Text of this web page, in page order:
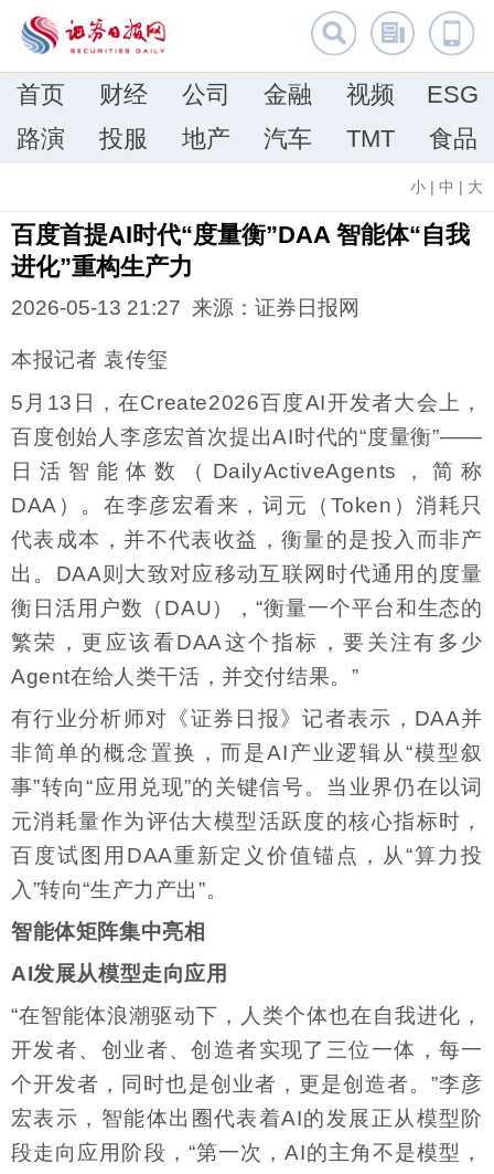
首页 财经 公司 金融 视频
ESG
路演
投服 地产 汽车 TMT 食品
小 | 中 | 大
百度首提AI时代“度量衡”DAA 智能体“自我
进化”重构生产力
2026-05-13 21:27 来源：证券日报网
本报记者 袁传玺
5月13日，在Create2026百度AI开发者大会上，
百度创始人李彦宏首次提出AI时代的“度量衡”——
日活智能体数（DailyActiveAgents，简称
DAA）。在李彦宏看来，词元（Token）消耗只
代表成本，并不代表收益，衡量的是投入而非产
出。DAA则大致对应移动互联网时代通用的度量
衡日活用户数（DAU），“衡量一个平台和生态的
繁荣，更应该看DAA这个指标，要关注有多少
Agent在给人类干活，并交付结果。”
有行业分析师对《证券日报》记者表示，DAA并
非简单的概念置换，而是AI产业逻辑从“模型叙
事”转向“应用兑现”的关键信号。当业界仍在以词
元消耗量作为评估大模型活跃度的核心指标时，
百度试图用DAA重新定义价值锚点，从“算力投
入”转向“生产力产出”。
智能体矩阵集中亮相
AI发展从模型走向应用
“在智能体浪潮驱动下，人类个体也在自我进化，
开发者、创业者、创造者实现了三位一体，每一
个开发者，同时也是创业者，更是创造者。”李彦
宏表示，智能体出圈代表着AI的发展正从模型阶
段走向应用阶段，“第一次，AI的主角不是模型，